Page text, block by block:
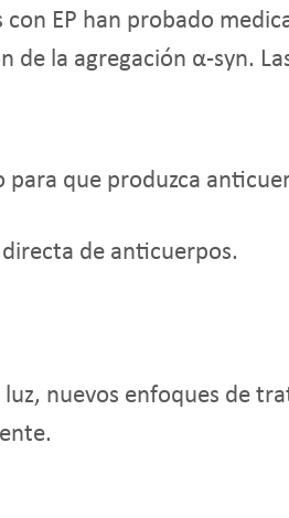
EP han probado
de la agregación α-syn.
que produzca
de anticuerpos.
nuevos enfoques de